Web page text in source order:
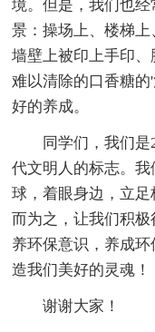
境。但是，我们也
景：操场上、楼梯
墙壁上被印上手印
难以清除的口香糖
好的养成。
同学们，我们是
代文明人的标志。
球，着眼身边，立
而为之，让我们积
养环保意识，养成
造我们美好的灵魂！
谢谢大家！